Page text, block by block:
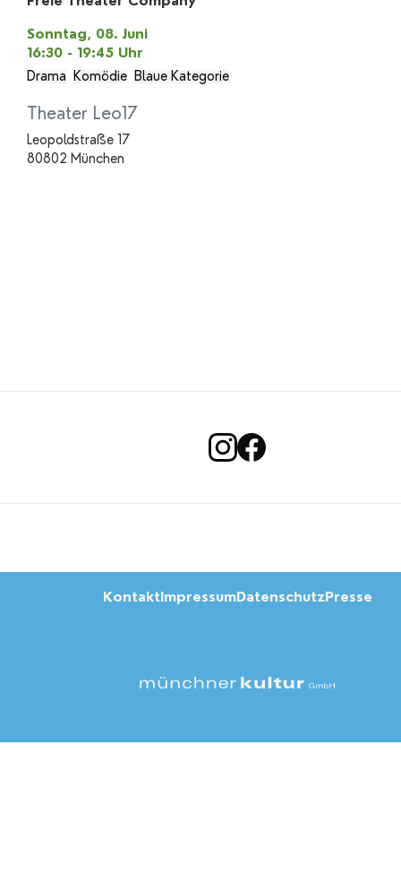
Sonntag, 08. Juni
16:30 - 19:45 Uhr
Drama
Komödie Blaue Kategorie
Theater Leo17
Leopoldstraße 17
80802 München
KontaktImpressumDatenschutzPresse